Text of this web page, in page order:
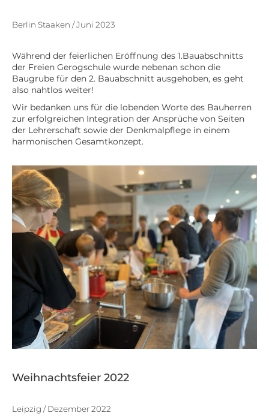
Berlin Staaken / Juni 2023
Während der feierlichen Eröffnung des 1.Bauabschnitts
der Freien Gerogschule wurde nebenan schon die
Baugrube für den 2. Bauabschnitt ausgehoben, es geht
also nahtlos weiter!
Wir bedanken uns für die lobenden Worte des Bauherren
zur erfolgreichen Integration der Ansprüche von Seiten
der Lehrerschaft sowie der Denkmalpflege in einem
harmonischen Gesamtkonzept.
Weihnachtsfeier 2022
Leipzig / Dezember 2022